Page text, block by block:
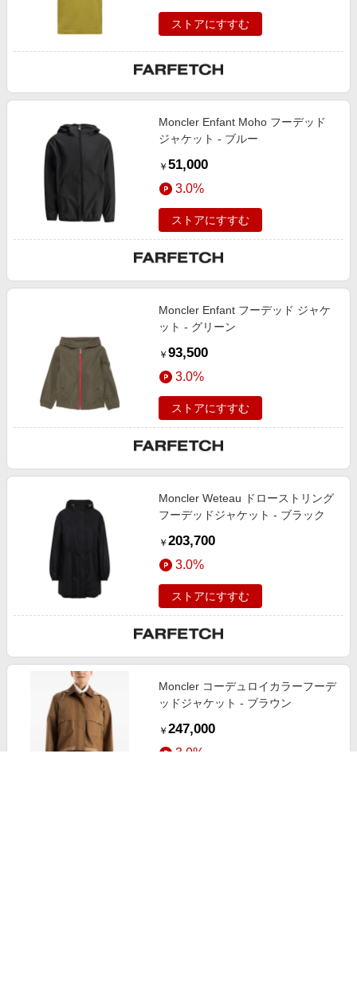
ストアにすすむ
Moncler Enfant Moho フーデッド
ジャケット - ブルー
￥ 51,000
3.0%
ストアにすすむ
Moncler Enfant フーデッド ジャケ
ット - グリーン
￥ 93,500
3.0%
ストアにすすむ
Moncler Weteau ドローストリング
フーデッドジャケット - ブラック
￥ 203,700
3.0%
ストアにすすむ
Moncler コーデュロイカラーフーデ
ッドジャケット - ブラウン
￥ 247,000
3.0%